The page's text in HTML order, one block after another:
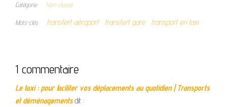
Catégorie Non classé
Mots-clés transfert aéroport transfert gare transport en taxi
1 commentaire
Le taxi : pour faciliter vos déplacements au quotidien | Transports
et déménagements dit :